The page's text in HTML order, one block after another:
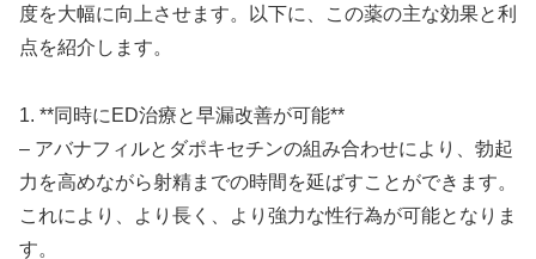
度を大幅に向上させます。以下に、この薬の主な効果と利
点を紹介します。
1. **同時にED治療と早漏改善が可能**
– アバナフィルとダポキセチンの組み合わせにより、勃起
力を高めながら射精までの時間を延ばすことができます。
これにより、より長く、より強力な性行為が可能となりま
す。